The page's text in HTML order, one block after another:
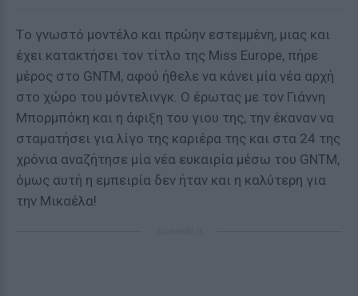
Tο γνωστό μοντέλο και πρώην εστεμμένη, μιας και
έχει κατακτήσει τον τίτλο της Miss Europe, πήρε
μέρος στο GNTM, αφού ήθελε να κάνει μία νέα αρχή
στο χώρο του μόντελινγκ. Ο έρωτας με τον Γιάννη
Μπορμπόκη και η άφιξη του γιου της, την έκαναν να
σταματήσει για λίγο της καριέρα της και στα 24 της
χρόνια αναζήτησε μία νέα ευκαιρία μέσω του GNTM,
όμως αυτή η εμπειρία δεν ήταν και η καλύτερη για
την Μικαέλα!